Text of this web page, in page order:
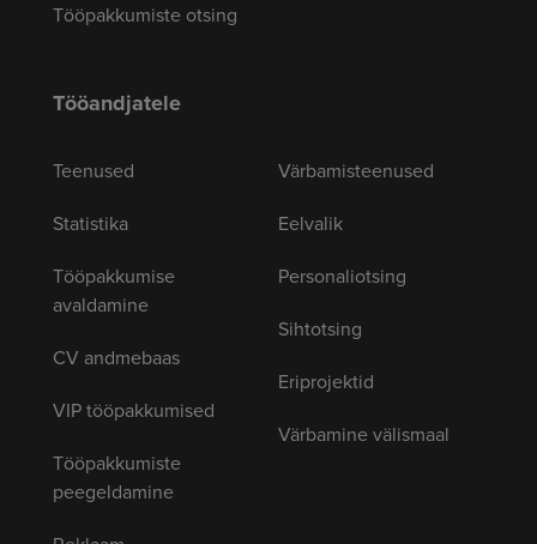
Tööpakkumiste otsing
Tööandjatele
Teenused
Statistika
Tööpakkumise
avaldamine
CV andmebaas
VIP tööpakkumised
Tööpakkumiste
peegeldamine
Värbamisteenused
Eelvalik
Personaliotsing
Sihtotsing
Eriprojektid
Värbamine välismaal